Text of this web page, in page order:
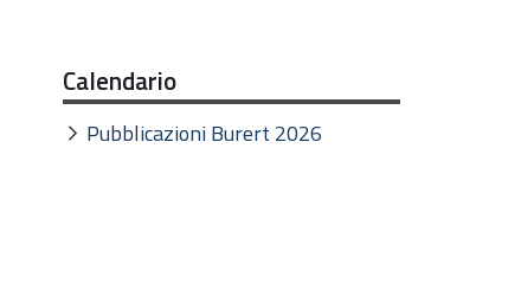
Calendario
Pubblicazioni Burert 2026